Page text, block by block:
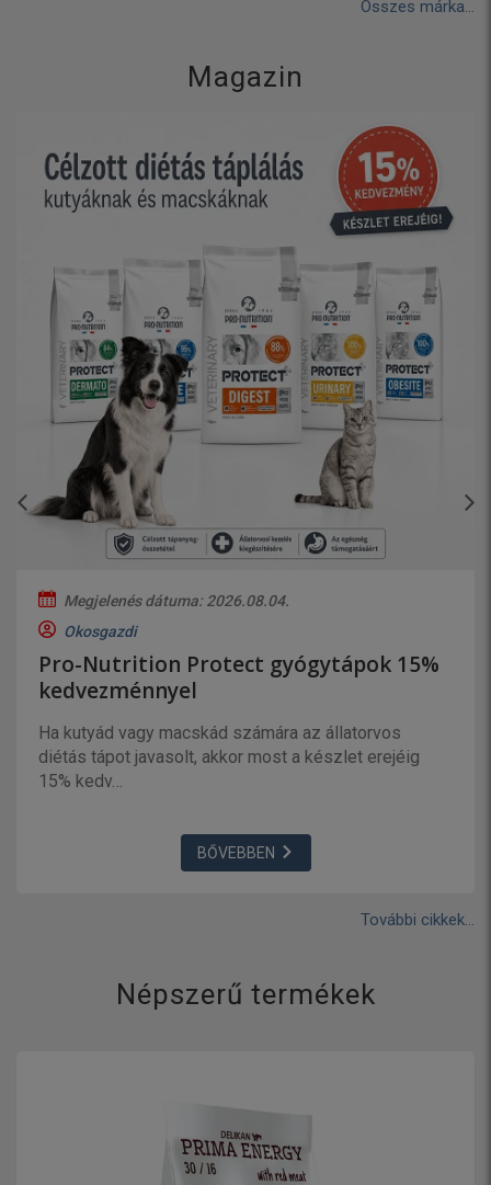
Összes márka...
Magazin
Megjelenés dátuma: 2026.08.04.
Okosgazdi
Pro-Nutrition Protect gyógytápok 15%
kedvezménnyel
Ha kutyád vagy macskád számára az állatorvos
diétás tápot javasolt, akkor most a készlet erejéig
15% kedv…
BŐVEBBEN
További cikkek...
Népszerű termékek